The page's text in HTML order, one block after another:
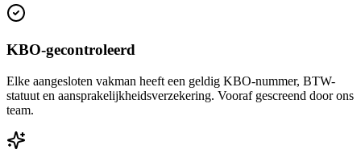
KBO-gecontroleerd
Elke aangesloten vakman heeft een geldig KBO-nummer, BTW-
statuut en aansprakelijkheidsverzekering. Vooraf gescreend door ons
team.